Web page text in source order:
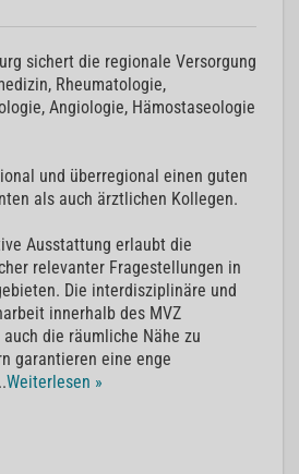
sichert die regionale Versorgung
Rheumatologie,
Angiologie, Hämostaseologie
und überregional einen guten
als auch ärztlichen Kollegen.
Ausstattung erlaubt die
relevanter Fragestellungen in
Die interdisziplinäre und
innerhalb des MVZ
die räumliche Nähe zu
garantieren eine enge
Weiterlesen »